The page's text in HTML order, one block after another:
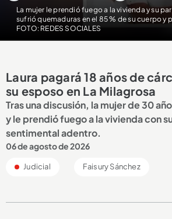
La mujer le prendió fuego a la vivienda y su
sufrió quemaduras en el 85 % de su cuerpo
FOTO: REDES SOCIALES
Laura pagará 18 años de
su esposo en La Milagrosa
Tras una discusión, la mujer de 30
y le prendió fuego a la vivienda con
sentimental adentro.
06 de agosto de 2026
Judicial Faisury Sánchez